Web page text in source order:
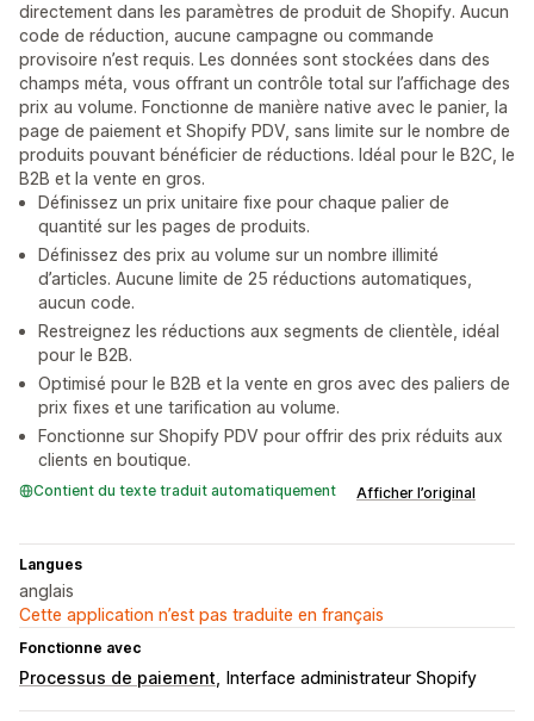
directement dans les paramètres de produit de Shopify. Aucun
code de réduction, aucune campagne ou commande
provisoire n’est requis. Les données sont stockées dans des
champs méta, vous offrant un contrôle total sur l’affichage des
prix au volume. Fonctionne de manière native avec le panier, la
page de paiement et Shopify PDV, sans limite sur le nombre de
produits pouvant bénéficier de réductions. Idéal pour le B2C, le
B2B et la vente en gros.
Définissez un prix unitaire fixe pour chaque palier de
quantité sur les pages de produits.
Définissez des prix au volume sur un nombre illimité
d’articles. Aucune limite de 25 réductions automatiques,
aucun code.
Restreignez les réductions aux segments de clientèle, idéal
pour le B2B.
Optimisé pour le B2B et la vente en gros avec des paliers de
prix fixes et une tarification au volume.
Fonctionne sur Shopify PDV pour offrir des prix réduits aux
clients en boutique.
Contient du texte traduit automatiquement Afficher l’original
Langues
anglais
Cette application n’est pas traduite en français
Fonctionne avec
Processus de paiement Interface administrateur Shopify